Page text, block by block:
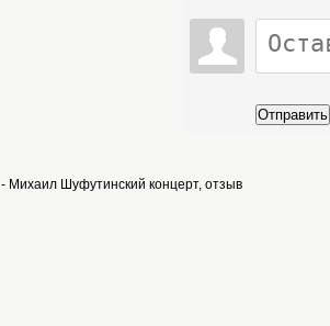
Отправить
- Михаил Шуфутинский концерт, отзыв